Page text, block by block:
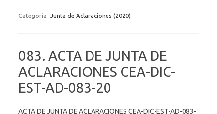
Categoría: Junta de Aclaraciones (2020)
083. ACTA DE JUNTA DE
ACLARACIONES CEA-DIC-
EST-AD-083-20
ACTA DE JUNTA DE ACLARACIONES CEA-DIC-EST-AD-083-